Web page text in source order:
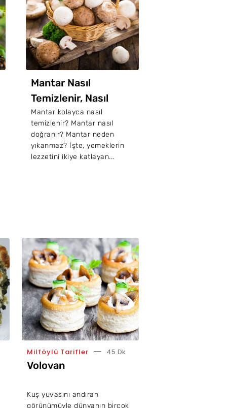
Mantar Nasıl
Temizlenir, Nasıl
Doğranır?
Mantar kolayca nasıl
temizlenir? Mantar nasıl
doğranır? Mantar neden
yıkanmaz? İşte, yemeklerin
lezzetini ikiye katlayan...
Milföylü Tarifler 45 Dk
Volovan
Kuş yuvasını andıran
görünümüyle dünyanın birçok